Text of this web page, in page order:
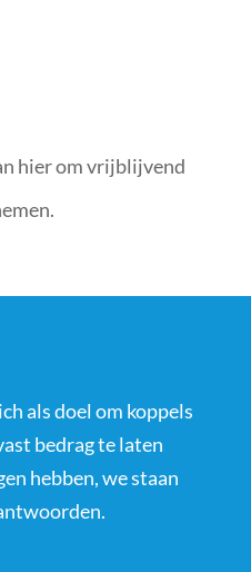
hier om vrijblijvend
als doel om koppels
bedrag te laten
hebben, we staan